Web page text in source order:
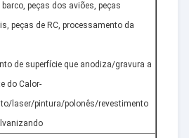
peças dos aviões, peças
peças de RC, processamento da
de superfície que anodiza/gravura a
do Calor-
laser/pintura/polonês/revestimento